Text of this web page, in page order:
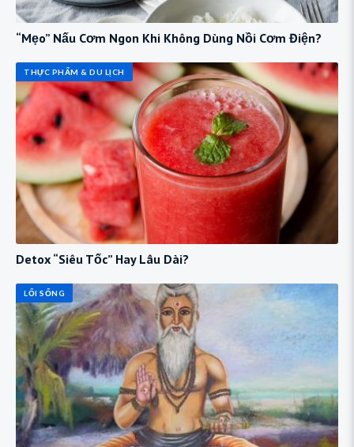
“Mẹo” Nấu Cơm Ngon Khi Không Dùng Nồi Cơm Điện?
THỰC PHẨM & DU LỊCH
Detox “Siêu Tốc” Hay Lâu Dài?
LỐI SỐNG